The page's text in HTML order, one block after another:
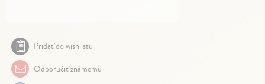
Pridať do wishlistu
Odporučiť známemu